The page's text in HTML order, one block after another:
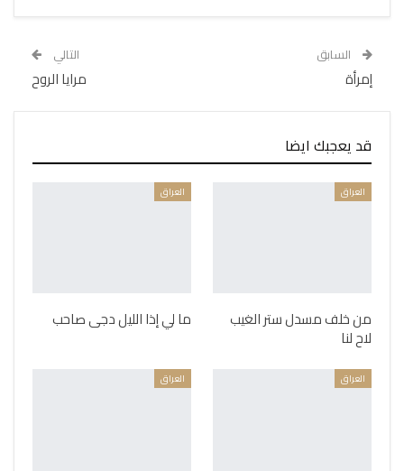
السابق
إمرأة
التالي
مرايا الروح
قد يعجبك ايضا
العراق
من خلف مسدل ستر الغيب
لاح لنا
العراق
ما لي إذا الليل دجى صاحب
العراق العراق